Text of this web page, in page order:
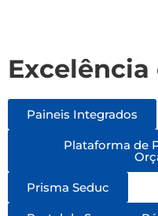
Excelência
Paineis Integrados
Plataforma de
Prisma Seduc